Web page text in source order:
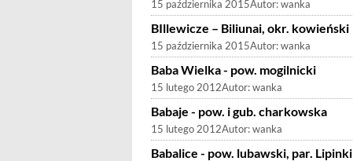
15 października 2015Autor:wanka
BIllewicze – Biliunai, okr. kowieński
15 października 2015Autor:wanka
Baba Wielka - pow. mogilnicki
15 lutego 2012Autor:wanka
Babaje - pow. i gub. charkowska
15 lutego 2012Autor:wanka
Babalice - pow. lubawski, par. Lipinki